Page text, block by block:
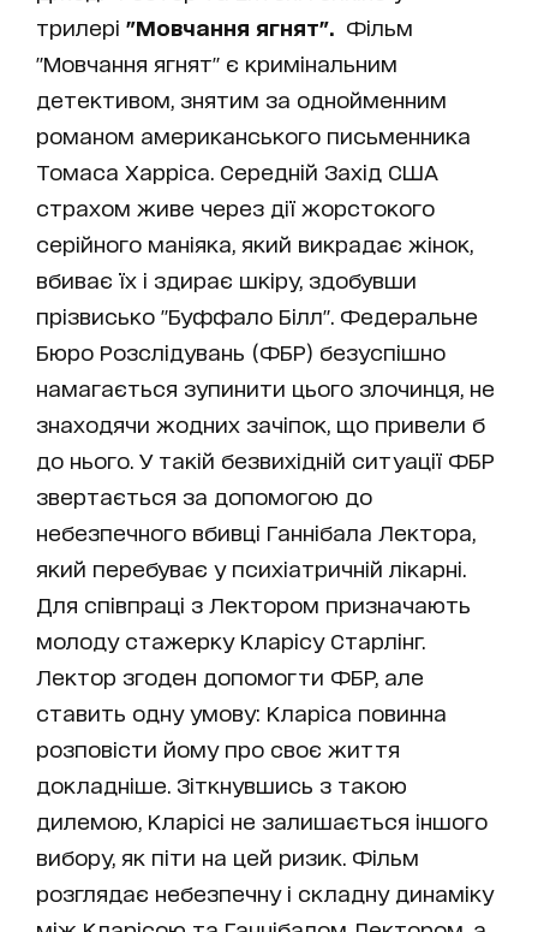
трилері "Мовчання ягнят". Фільм
"Мовчання ягнят" є кримінальним
детективом, знятим за однойменним
романом американського письменника
Томаса Харріса. Середній Захід США
страхом живе через дії жорстокого
серійного маніяка, який викрадає жінок,
вбиває їх і здирає шкіру, здобувши
прізвисько "Буффало Білл". Федеральне
Бюро Розслідувань (ФБР) безуспішно
намагається зупинити цього злочинця, не
знаходячи жодних зачіпок, що привели б
до нього. У такій безвихідній ситуації ФБР
звертається за допомогою до
небезпечного вбивці Ганнібала Лектора,
який перебуває у психіатричній лікарні.
Для співпраці з Лектором призначають
молоду стажерку Кларісу Старлінг.
Лектор згоден допомогти ФБР, але
ставить одну умову: Кларіса повинна
розповісти йому про своє життя
докладніше. Зіткнувшись з такою
дилемою, Кларісі не залишається іншого
вибору, як піти на цей ризик. Фільм
розглядає небезпечну і складну динаміку